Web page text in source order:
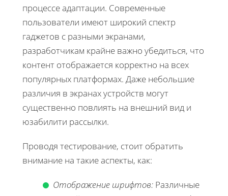
процессе адаптации. Современные
пользователи имеют широкий спектр
гаджетов с разными экранами,
разработчикам крайне важно убедиться, что
контент отображается корректно на всех
популярных платформах. Даже небольшие
различия в экранах устройств могут
существенно повлиять на внешний вид и
юзабилити рассылки.
Проводя тестирование, стоит обратить
внимание на такие аспекты, как:
Отображение шрифтов: Различные